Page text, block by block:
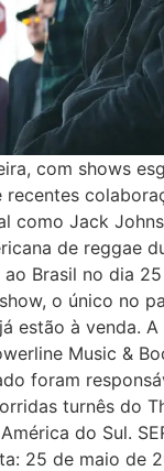
com shows
recentes
como Jack
de reggae
Brasil no dia
o único no
estão à venda.
Music &
foram
turnês do
do Sul.
25 de maio de